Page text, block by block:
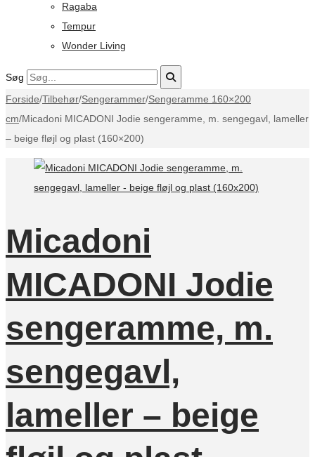
Ragaba
Tempur
Wonder Living
Søg
Forside/Tilbehør/Sengerammer/Sengeramme 160×200
cm/Micadoni MICADONI Jodie sengeramme, m. sengegavl, lameller
– beige fløjl og plast (160×200)
Micadoni
MICADONI Jodie
sengeramme, m.
sengegavl,
lameller – beige